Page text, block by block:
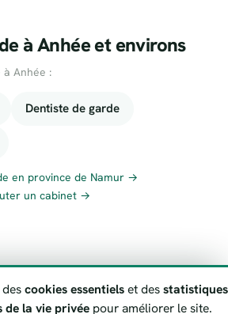
à Anhée et environs
Anhée :
Dentiste de garde
en province de Namur →
un cabinet →
information erronée
cookies essentielset desstatistiques
de la vie privée pour améliorer le site.